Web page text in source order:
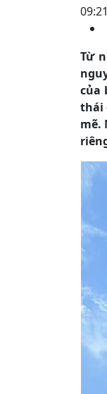
Từ
của
thái
mẽ.